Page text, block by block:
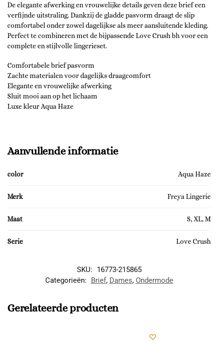
De elegante afwerking en vrouwelijke details geven deze brief een
verfijnde uitstraling. Dankzij de gladde pasvorm draagt de slip
comfortabel onder zowel dagelijkse als meer aansluitende kleding.
Perfect te combineren met de bijpassende Love Crush bh voor een
complete en stijlvolle lingerieset.
Comfortabele brief pasvorm
Zachte materialen voor dagelijks draagcomfort
Elegante en vrouwelijke afwerking
Sluit mooi aan op het lichaam
Luxe kleur Aqua Haze
Aanvullende informatie
color Aqua Haze
Merk Freya Lingerie
Maat S, XL, M
Serie Love Crush
SKU:
16773-215865
Categorieën:
Brief, Dames, Ondermode
Gerelateerde producten